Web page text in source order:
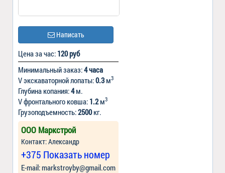
Написать
Цена за час: 120 руб
Минимальный заказ:4 часа
V экскаваторной лопаты:0.3м3
Глубина копания:4м.
V фронтального ковша: 1.2м3
Грузоподъемность:2500кг.
ООО Маркстрой
Контакт: Александр
+375 Показать номер
Е-mail: markstroyby@gmail.com